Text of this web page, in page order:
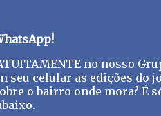
no nosso
seu celular as edições do
o bairro onde mora? É